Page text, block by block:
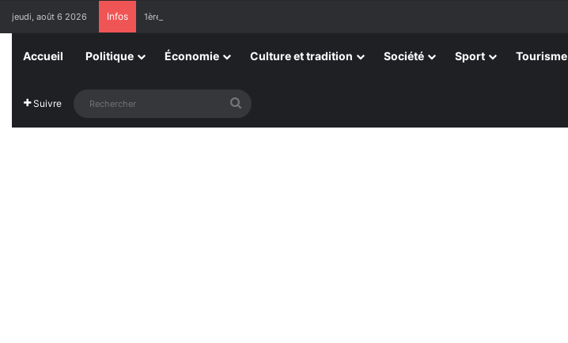
jeudi, août 6 2026 Infos 1ère Édition des Grandes Retrouvailles des Ressortissants de Kpélé Govié Apégamé / Sokpé
Accueil Politique Économie Culture et tradition Société Sport Tourisme
Suivre